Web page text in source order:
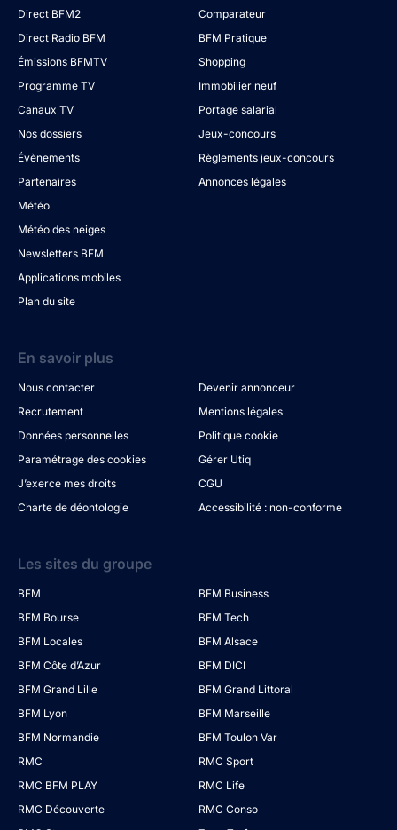
Direct BFM2
Direct Radio BFM
Émissions BFMTV
Programme TV
Canaux TV
Nos dossiers
Évènements
Partenaires
Météo
Météo des neiges
Newsletters BFM
Applications mobiles
Plan du site
Comparateur
BFM Pratique
Shopping
Immobilier neuf
Portage salarial
Jeux-concours
Règlements jeux-concours
Annonces légales
En savoir plus
Nous contacter
Devenir annonceur
Recrutement
Mentions légales
Données personnelles
Politique cookie
Paramétrage des cookies
Gérer Utiq
J’exerce mes droits
CGU
Charte de déontologie
Accessibilité : non-conforme
Les sites du groupe
BFM
BFM Business
BFM Bourse
BFM Tech
BFM Locales
BFM Alsace
BFM Côte d’Azur
BFM DICI
BFM Grand Lille
BFM Grand Littoral
BFM Lyon
BFM Marseille
BFM Normandie
BFM Toulon Var
RMC
RMC Sport
RMC BFM PLAY
RMC Life
RMC Découverte
RMC Conso